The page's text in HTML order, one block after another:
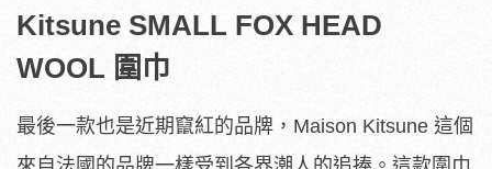
Kitsune SMALL FOX HEAD
WOOL 圍巾
最後一款也是近期竄紅的品牌，Maison Kitsune 這個